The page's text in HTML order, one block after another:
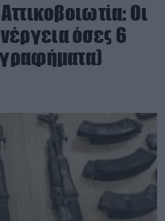
Οι
όσες 6